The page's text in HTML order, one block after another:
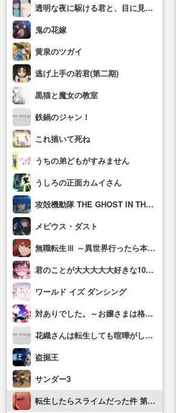
透明な夜に駆ける君と、目に見えない恋をした。
鬼の花嫁
黄泉のツガイ
逃げ上手の若君(第二期)
黒猫と魔女の教室
鉄鍋のジャン！
これ描いて死ね
うちの弟どもがすみません
うしろの正面カムイさん
攻殻機動隊 THE GHOST IN THE SHELL
メビウス・ダスト
無職転生Ⅲ ～異世界行ったら本気だす～
君のことが大大大大大好きな100人の彼女(第3期)
ワールド イズ ダンシング
対ありでした。～お嬢さまは格闘ゲームなんてしない～
花織さんは転生しても喧嘩がしたい
盗掘王
サンダー3
転生したらスライムだった件 第4期